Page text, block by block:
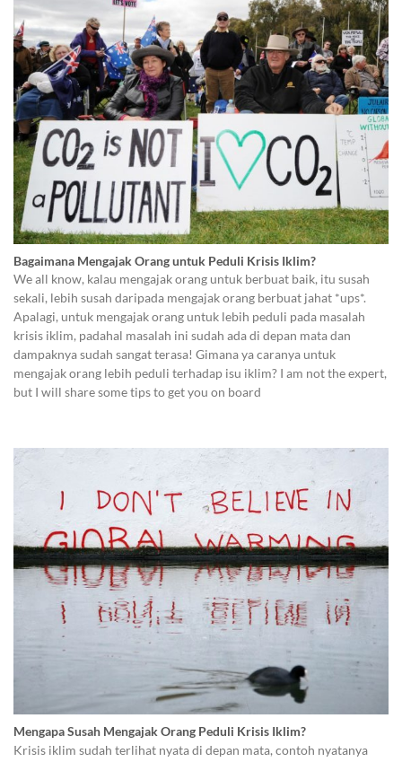
Bagaimana Mengajak Orang untuk Peduli Krisis Iklim?
We all know, kalau mengajak orang untuk berbuat baik, itu susah
sekali, lebih susah daripada mengajak orang berbuat jahat *ups*.
Apalagi, untuk mengajak orang untuk lebih peduli pada masalah
krisis iklim, padahal masalah ini sudah ada di depan mata dan
dampaknya sudah sangat terasa! Gimana ya caranya untuk
mengajak orang lebih peduli terhadap isu iklim? I am not the expert,
but I will share some tips to get you on board
Mengapa Susah Mengajak Orang Peduli Krisis Iklim?
Krisis iklim sudah terlihat nyata di depan mata, contoh nyatanya